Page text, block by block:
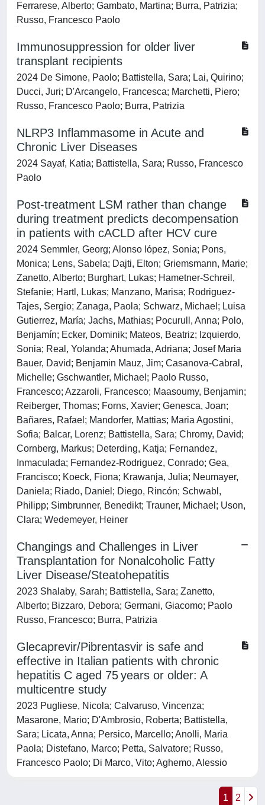
Ferrarese, Alberto; Gambato, Martina; Burra, Patrizia;
Russo, Francesco Paolo
Immunosuppression for older liver
transplant recipients
2024 De Simone, Paolo; Battistella, Sara; Lai, Quirino;
Ducci, Juri; D'Arcangelo, Francesca; Marchetti, Piero;
Russo, Francesco Paolo; Burra, Patrizia
NLRP3 Inflammasome in Acute and
Chronic Liver Diseases
2024 Sayaf, Katia; Battistella, Sara; Russo, Francesco
Paolo
Post-treatment LSM rather than change
during treatment predicts decompensation
in patients with cACLD after HCV cure
2024 Semmler, Georg; Alonso lópez, Sonia; Pons,
Monica; Lens, Sabela; Dajti, Elton; Griemsmann, Marie;
Zanetto, Alberto; Burghart, Lukas; Hametner-Schreil,
Stefanie; Hartl, Lukas; Manzano, Marisa; Rodriguez-
Tajes, Sergio; Zanaga, Paola; Schwarz, Michael; Luisa
Gutierrez, María; Jachs, Mathias; Pocurull, Anna; Polo,
Benjamín; Ecker, Dominik; Mateos, Beatriz; Izquierdo,
Sonia; Real, Yolanda; Ahumada, Adriana; Josef Maria
Bauer, David; Benjamin Mauz, Jim; Casanova-Cabral,
Michelle; Gschwantler, Michael; Paolo Russo,
Francesco; Azzaroli, Francesco; Maasoumy, Benjamin;
Reiberger, Thomas; Forns, Xavier; Genesca, Joan;
Bañares, Rafael; Mandorfer, Mattias; Maria Agostini,
Sofia; Balcar, Lorenz; Battistella, Sara; Chromy, David;
Cornberg, Markus; Deterding, Katja; Fernandez,
Inmaculada; Fernandez-Rodriguez, Conrado; Gea,
Francisco; Koeck, Fiona; Krawanja, Julia; Neumayer,
Daniela; Riado, Daniel; Diego, Rincón; Schwabl,
Philipp; Simbrunner, Benedikt; Trauner, Michael; Uson,
Clara; Wedemeyer, Heiner
Changings and Challenges in Liver
Transplantation for Nonalcoholic Fatty
Liver Disease/Steatohepatitis
2023 Shalaby, Sarah; Battistella, Sara; Zanetto,
Alberto; Bizzaro, Debora; Germani, Giacomo; Paolo
Russo, Francesco; Burra, Patrizia
Glecaprevir/Pibrentasvir is safe and
effective in Italian patients with chronic
hepatitis C aged 75 years or older: A
multicentre study
2023 Pugliese, Nicola; Calvaruso, Vincenza;
Masarone, Mario; D'Ambrosio, Roberta; Battistella,
Sara; Licata, Anna; Persico, Marcello; Anolli, Maria
Paola; Distefano, Marco; Petta, Salvatore; Russo,
Francesco Paolo; Di Marco, Vito; Aghemo, Alessio
1 2